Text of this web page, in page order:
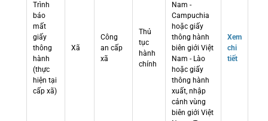
Trình
báo
mất
giấy
thông
hành
(thực
hiện tại
cấp xã)
Xã
Công
an cấp
xã
Thủ
tục
hành
chính
Nam -
Campuchia
hoặc giấy
thông hành
biên giới Việt
Nam - Lào
hoặc giấy
thông hành
xuất, nhập
cảnh vùng
biên giới Việt
Xem
chi
tiết